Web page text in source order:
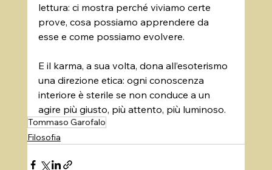
lettura: ci mostra perché viviamo certe
prove, cosa possiamo apprendere da
esse e come possiamo evolvere.
E il karma, a sua volta, dona all’esoterismo
una direzione etica: ogni conoscenza
interiore è sterile se non conduce a un
agire più giusto, più attento, più luminoso.
Tommaso Garofalo
Filosofia